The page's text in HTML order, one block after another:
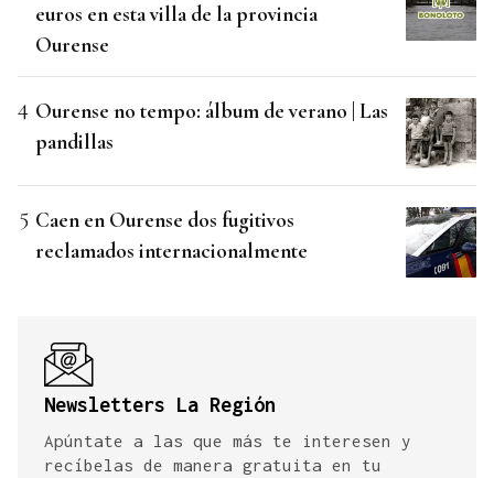
euros en esta villa de la provincia
Ourense
Ourense no tempo: álbum de verano | Las
pandillas
Caen en Ourense dos fugitivos
reclamados internacionalmente
Newsletters La Región
Apúntate a las que más te interesen y
recíbelas de manera gratuita en tu